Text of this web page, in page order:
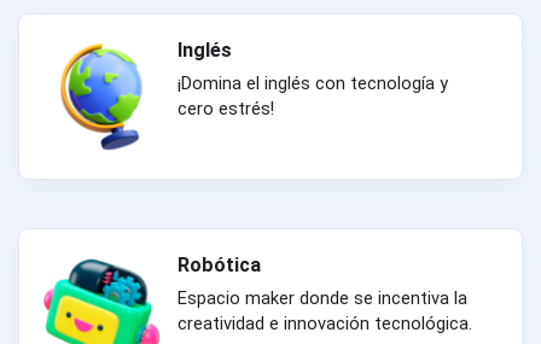
Inglés
¡Domina el inglés con tecnología y
cero estrés!
Robótica
Espacio maker donde se incentiva la
creatividad e innovación tecnológica.